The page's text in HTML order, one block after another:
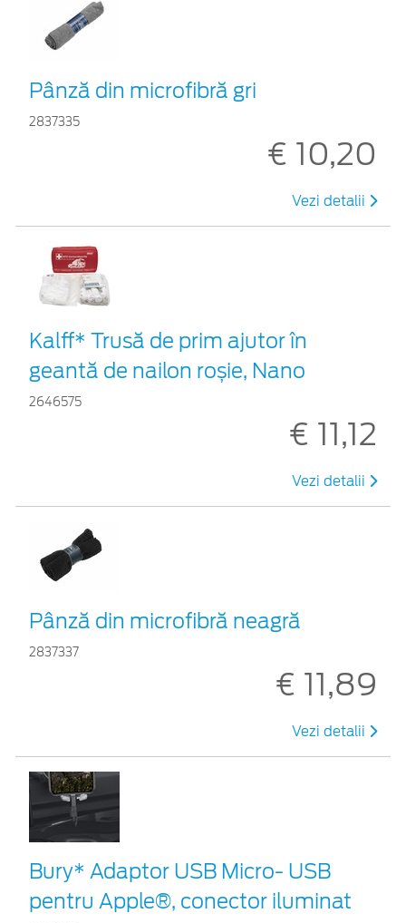
Pânză din microfibră gri
2837335
€ 10,20
Vezi detalii
Kalff* Trusă de prim ajutor în
geantă de nailon roșie, Nano
2646575
€ 11,12
Vezi detalii
Pânză din microfibră neagră
2837337
€ 11,89
Vezi detalii
Bury* Adaptor USB Micro- USB
pentru Apple®, conector iluminat